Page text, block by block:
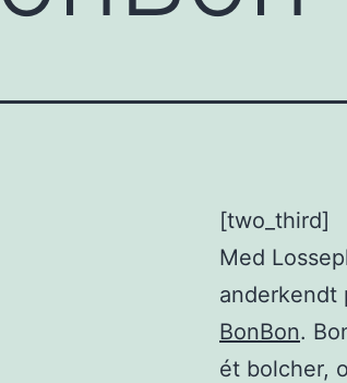
[two_third]
Med
anderkendt
BonBon.
ét bolcher,